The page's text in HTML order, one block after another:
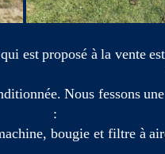
est proposé à la vente
Nous fessons
:
bougie et filtre à